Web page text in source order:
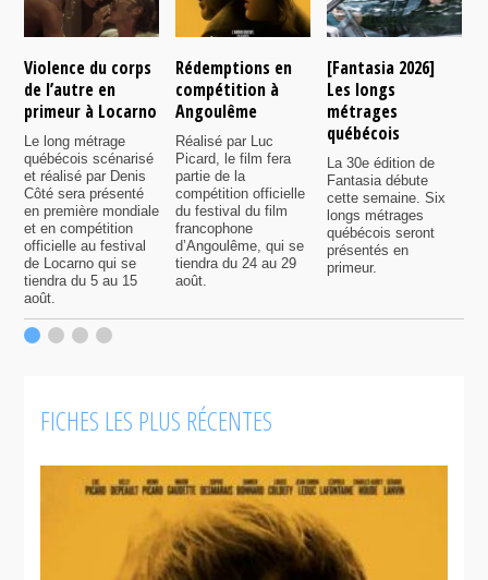
Violence du corps
de l’autre en
primeur à Locarno
Le long métrage
québécois scénarisé
et réalisé par Denis
Côté sera présenté
en première mondiale
et en compétition
officielle au festival
de Locarno qui se
tiendra du 5 au 15
août.
Rédemptions en
compétition à
Angoulême
Réalisé par Luc
Picard, le film fera
partie de la
compétition officielle
du festival du film
francophone
d’Angoulême, qui se
tiendra du 24 au 29
août.
[Fantasia 2026]
Les longs
métrages
québécois
La 30e édition de
Fantasia débute
cette semaine. Six
longs métrages
québécois seront
présentés en
primeur.
FICHES LES PLUS RÉCENTES